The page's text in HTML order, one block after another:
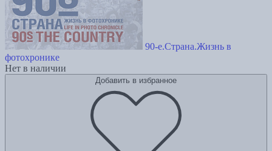
90-е.Страна.Жизнь в
фотохронике
Нет в наличии
Добавить в избранное